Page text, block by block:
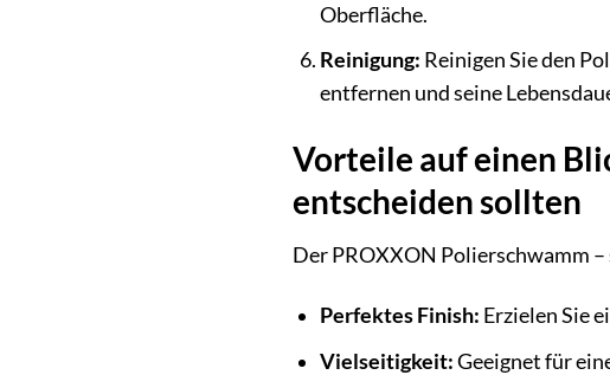
Oberfläche.
Reinigung: Reinigen Sie den
entfernen und seine
Vorteile auf einen
entscheiden sollten
Der PROXXON Polierschwamm
Perfektes Finish: Erzielen Sie
Vielseitigkeit:Geeignet für